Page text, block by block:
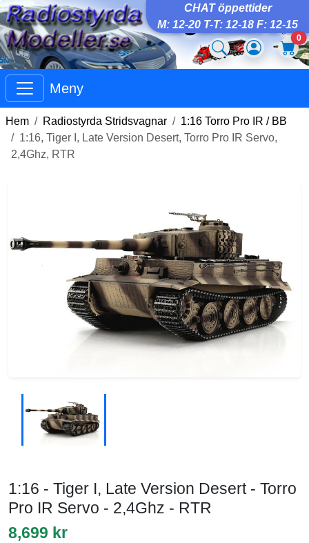
CHAT öppettider
M: 12-20 T-T: 12-18 F: 12-15
0
Meny
Hem Radiostyrda Stridsvagnar
1:16 Torro Pro IR / BB
1:16, Tiger I, Late Version Desert, Torro Pro IR Servo,
2,4Ghz, RTR
1:16 - Tiger I, Late Version Desert - Torro
Pro IR Servo - 2,4Ghz - RTR
8,699 kr